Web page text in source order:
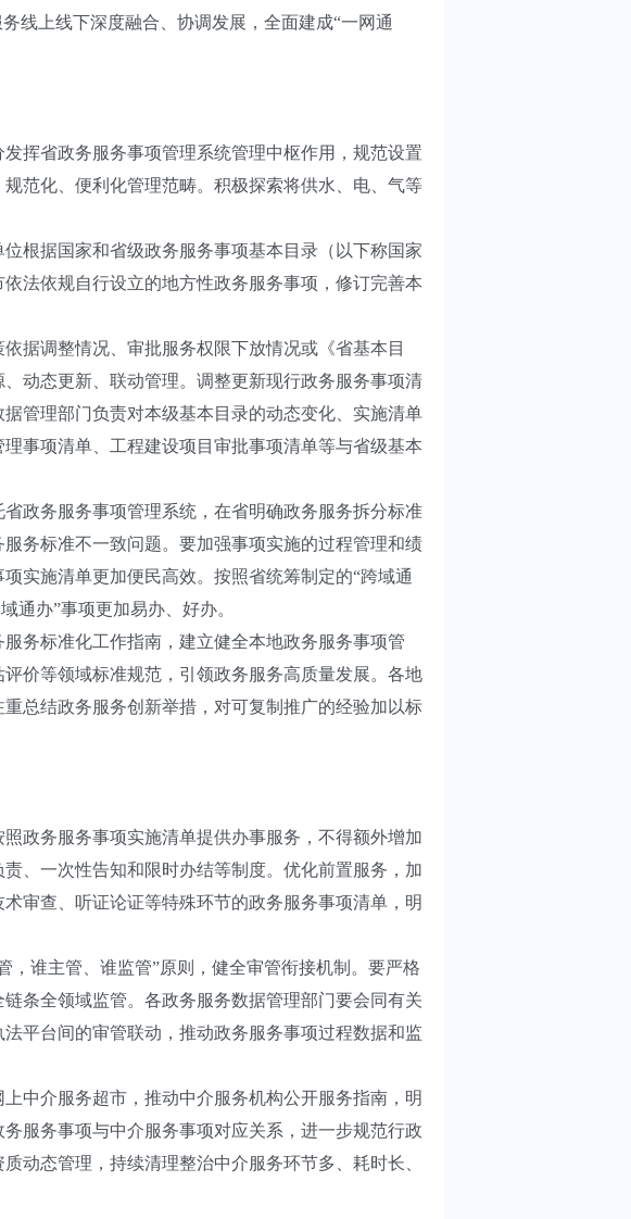
线上线下深度融合、协调发展，全面建成“一网通
省政务服务事项管理系统管理中枢作用，规范设置
范化、便利化管理范畴。积极探索将供水、电、气等
据国家和省级政务服务事项基本目录（以下称国家
法依规自行设立的地方性政务服务事项，修订完善本
调整情况、审批服务权限下放情况或《省基本目
动态更新、联动管理。调整更新现行政务服务事项清
管理部门负责对本级基本目录的动态变化、实施清单
事项清单、工程建设项目审批事项清单等与省级基本
务服务事项管理系统，在省明确政务服务拆分标准
务标准不一致问题。要加强事项实施的过程管理和绩
实施清单更加便民高效。按照省统筹制定的“跨域通
通办”事项更加易办、好办。
标准化工作指南，建立健全本地政务服务事项管
价等领域标准规范，引领政务服务高质量发展。各地
总结政务服务创新举措，对可复制推广的经验加以标
务服务事项实施清单提供办事服务，不得额外增加
、一次性告知和限时办结等制度。优化前置服务，加
审查、听证论证等特殊环节的政务服务事项清单，明
谁主管、谁监管”原则，健全审管衔接机制。要严格
条全领域监管。各政务服务数据管理部门要会同有关
平台间的审管联动，推动政务服务事项过程数据和监
介服务超市，推动中介服务机构公开服务指南，明
服务事项与中介服务事项对应关系，进一步规范行政
动态管理，持续清理整治中介服务环节多、耗时长、